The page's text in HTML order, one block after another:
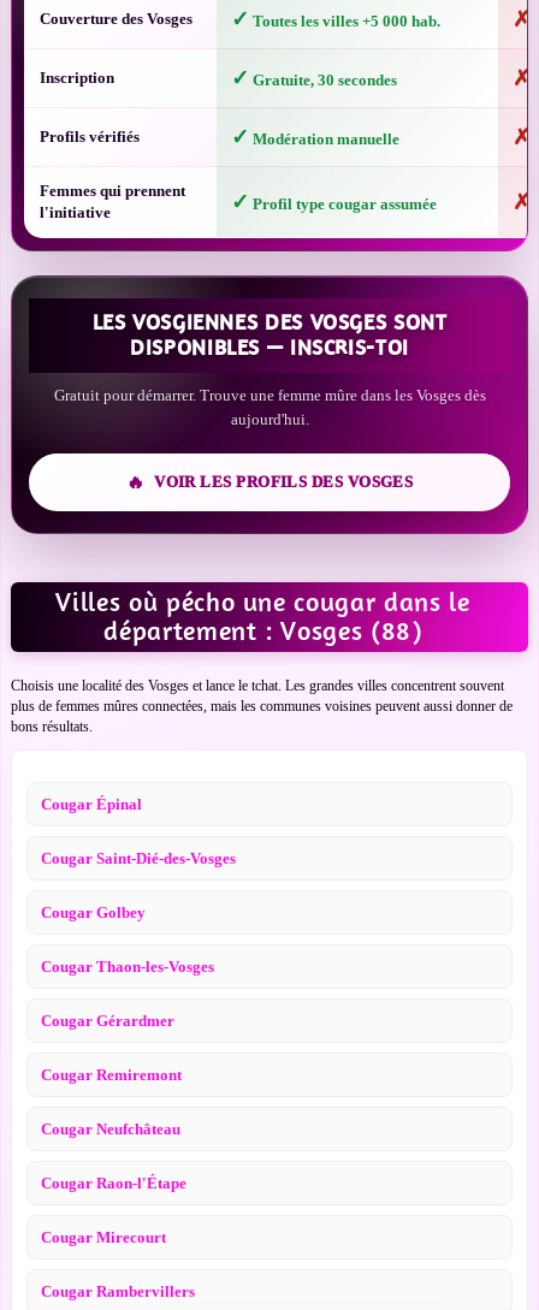
Couverture des Vosges ✓ Toutes les villes +5 000 hab. ✗
Inscription ✓ Gratuite, 30 secondes ✗
Profils vérifiés ✓ Modération manuelle ✗
Femmes qui prennent
l'initiative
✓ Profil type cougar assumée ✗
LES VOSGIENNES DES VOSGES SONT
DISPONIBLES — INSCRIS-TOI
Gratuit pour démarrer. Trouve une femme mûre dans les Vosges dès
aujourd'hui.
VOIR LES PROFILS DES VOSGES
Villes où pécho une cougar dans le
département : Vosges (88)
Choisis une localité des Vosges et lance le tchat. Les grandes villes concentrent souvent
plus de femmes mûres connectées, mais les communes voisines peuvent aussi donner de
bons résultats.
Cougar Épinal
Cougar Saint-Dié-des-Vosges
Cougar Golbey
Cougar Thaon-les-Vosges
Cougar Gérardmer
Cougar Remiremont
Cougar Neufchâteau
Cougar Raon-l'Étape
Cougar Mirecourt
Cougar Rambervillers